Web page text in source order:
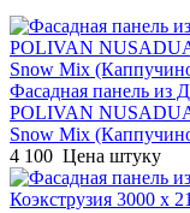
Фасадная панель из
POLIVAN NUSADUA
Snow Mix
4 100 Цена штуку